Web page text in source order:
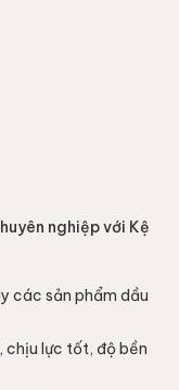
nghiệp với Kệ
các sản phẩm dầu
chịu lực tốt, độ bền